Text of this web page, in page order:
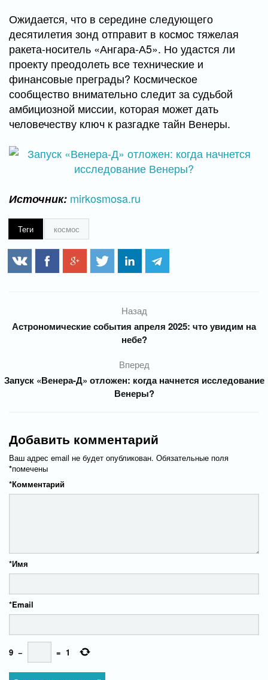
Ожидается, что в середине следующего
десятилетия зонд отправит в космос тяжелая
ракета-носитель «Ангара-А5». Но удастся ли
проекту преодолеть все технические и
финансовые преграды? Космическое
сообщество внимательно следит за судьбой
амбициозной миссии, которая может дать
человечеству ключ к разгадке тайн Венеры.
Источник: mirkosmosa.ru
Теги космос
Назад
Астрономические события апреля 2025: что увидим на
небе?
Вперед
Запуск «Венера-Д» отложен: когда начнется исследование
Венеры?
Добавить комментарий
Ваш адрес email не будет опубликован. Обязательные поля
помечены
*
Комментарий
*
Имя
*
Email
*
9 − = 1